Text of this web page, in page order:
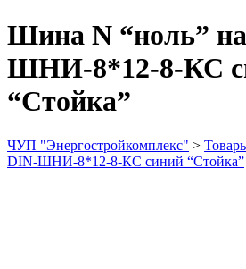
Шина N “ноль”
ШНИ-8*12-8-КС
“Стойка”
ЧУП "Энергостройкомплекс" >
DIN-ШНИ-8*12-8-КС синий “Стойка”